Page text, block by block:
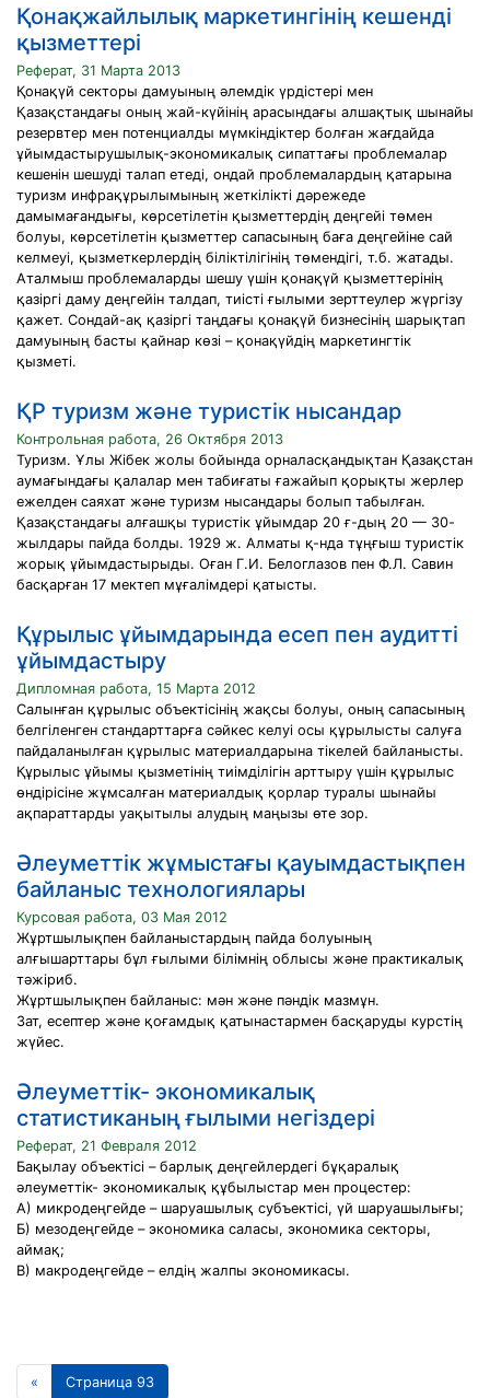
Қонақжайлылық маркетингінің кешенді
қызметтері
Реферат, 31 Марта 2013
Қонақүй секторы дамуының әлемдік үрдістері мен
Қазақстандағы оның жай-күйінің арасындағы алшақтық шынайы
резервтер мен потенциалды мүмкіндіктер болған жағдайда
ұйымдастырушылық-экономикалық сипаттағы проблемалар
кешенін шешуді талап етеді, ондай проблемалардың қатарына
туризм инфрақұрылымының жеткілікті дәрежеде
дамымағандығы, көрсетілетін қызметтердің деңгейі төмен
болуы, көрсетілетін қызметтер сапасының баға деңгейіне сай
келмеуі, қызметкерлердің біліктілігінің төмендігі, т.б. жатады.
Аталмыш проблемаларды шешу үшін қонақүй қызметтерінің
қазіргі даму деңгейін талдап, тиісті ғылыми зерттеулер жүргізу
қажет. Сондай-ақ қазіргі таңдағы қонақүй бизнесінің шарықтап
дамуының басты қайнар көзі – қонақүйдің маркетингтік
қызметі.
ҚР туризм және туристік нысандар
Контрольная работа, 26 Октября 2013
Туризм. Ұлы Жiбек жолы бойында орналасқандықтан Қазақстан
аумағындағы қалалар мен табиғаты ғажайып қорықты жерлер
ежелден саяхат және туризм нысандары болып табылған.
Қазақстандағы алғашқы туристiк ұйымдар 20 ғ-дың 20 — 30-
жылдары пайда болды. 1929 ж. Алматы қ-нда тұңғыш туристiк
жорық ұйымдастырыды. Оған Г.И. Белоглазов пен Ф.Л. Савин
басқарған 17 мектеп мұғалiмдерi қатысты.
Құрылыс ұйымдарында есеп пен аудитті
ұйымдастыру
Дипломная работа, 15 Марта 2012
Салынған құрылыс объектісінің жақсы болуы, оның сапасының
белгіленген стандарттарға сәйкес келуі осы құрылысты салуға
пайдаланылған құрылыс материалдарына тікелей байланысты.
Құрылыс ұйымы қызметінің тиімділігін арттыру үшін құрылыс
өндірісіне жұмсалған материалдық қорлар туралы шынайы
ақпараттарды уақытылы алудың маңызы өте зор.
Әлеуметтік жұмыстағы қауымдастықпен
байланыс технологиялары
Курсовая работа, 03 Мая 2012
Жұртшылықпен байланыстардың пайда болуының
алғышарттары бұл ғылыми бiлiмнiң облысы және практикалық
тәжiриб.
Жұртшылықпен байланыс: мән және пәндік мазмұн.
Зат, есептер және қоғамдық қатынастармен басқаруды курстiң
жүйес.
Әлеуметтік- экономикалық
статистиканың ғылыми негіздері
Реферат, 21 Февраля 2012
Бақылау объектісі – барлық деңгейлердегі бұқаралық
әлеуметтік- экономикалық құбылыстар мен процестер:
А) микродеңгейде – шаруашылық субъектісі, үй шаруашылығы;
Б) мезодеңгейде – экономика саласы, экономика секторы,
аймақ;
В) макродеңгейде – елдің жалпы экономикасы.
« Страница 93